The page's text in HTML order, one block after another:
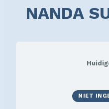
NANDA
NIET